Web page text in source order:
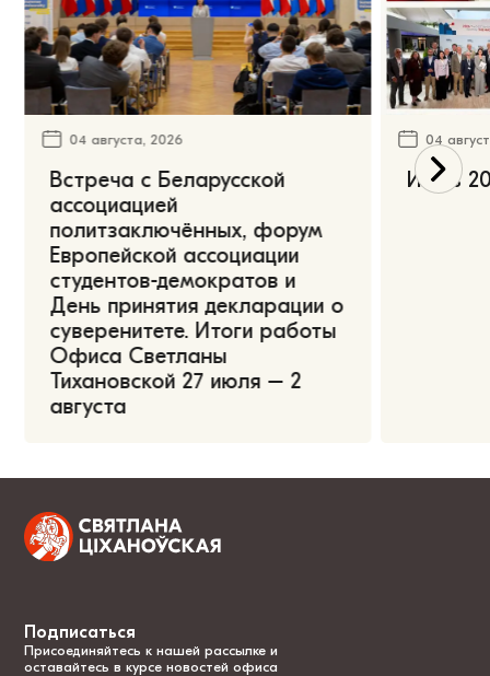
04 августа, 2026
Встреча с Беларусской
ассоциацией
политзаключённых, форум
Европейской ассоциации
студентов-демократов и
День принятия декларации о
суверенитете. Итоги работы
Офиса Светланы
Тихановской 27 июля – 2
августа
04
Июль
Подписаться
Присоединяйтесь к нашей рассылке и
оставайтесь в курсе новостей офиса